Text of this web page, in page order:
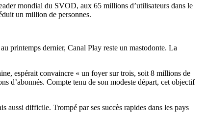
mondial du SVOD, aux 65 millions d’utilisateurs dans le
un million de personnes.
printemps dernier, Canal Play reste un mastodonte. La
espérait convaincre « un foyer sur trois, soit 8 millions de
d’abonnés. Compte tenu de son modeste départ, cet objectif
aussi difficile. Trompé par ses succès rapides dans les pays